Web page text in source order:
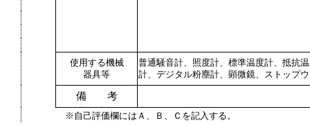
使用する機械
器具等
普通騒音計、照度計、標準温度計、抵抗
計、デジタル粉塵計、顕微鏡、ストップ
備 考
※自己評価欄にはＡ、Ｂ、Ｃを記入する。